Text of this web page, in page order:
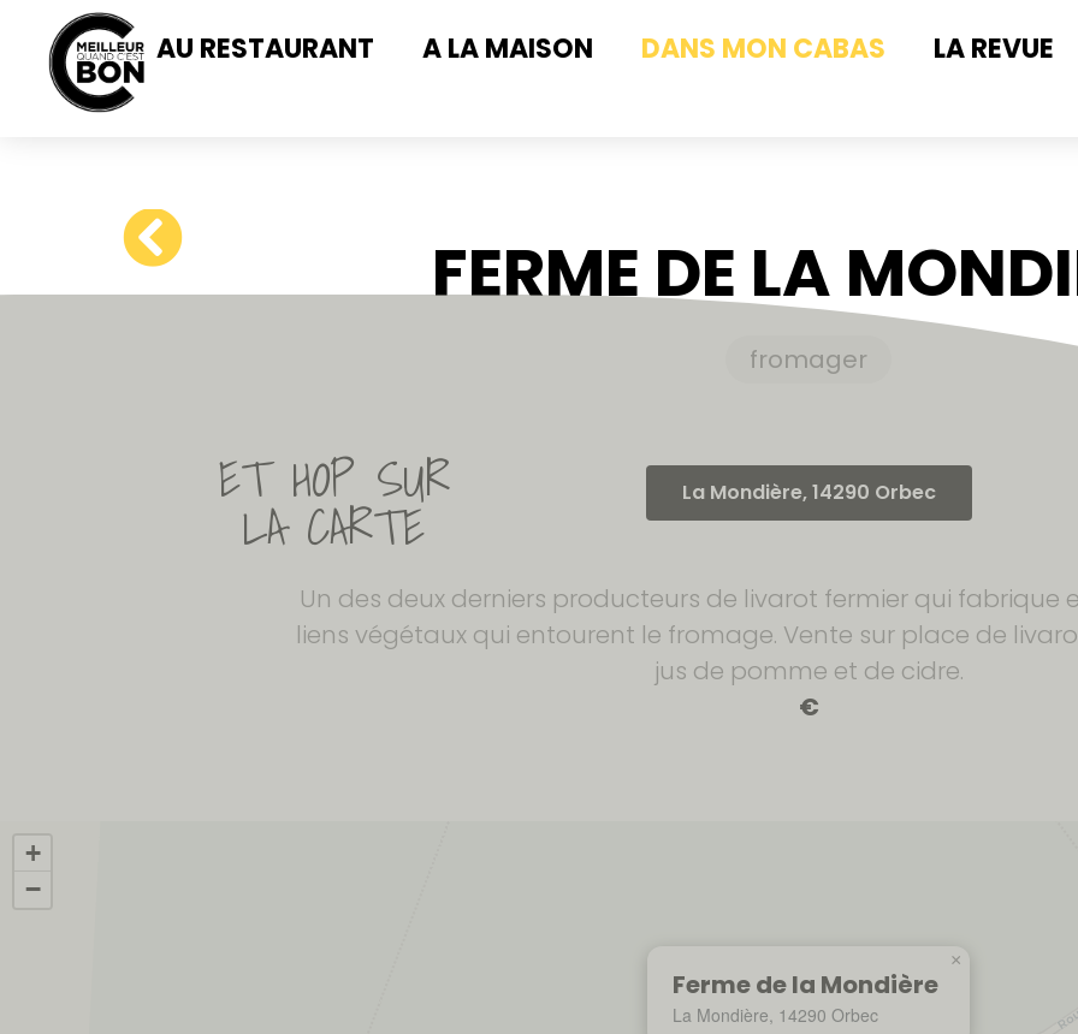
AU RESTAURANT A LA MAISON DANS MON CABAS LA REVUE
FERME DE LA
fromager
La Mondière, 14290 Orbec
Un des deux derniers producteurs de livarot fermier qui fabrique
liens végétaux qui entourent le fromage. Vente sur place de
jus de pomme et de cidre.
€
Ferme de la Mondière
La Mondière, 14290 Orbec
×
+
−